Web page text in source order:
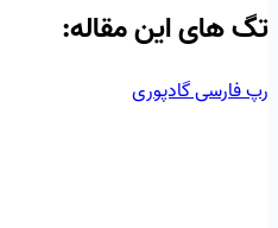
تگ‌ های این مقاله:
رپ فارسیگادپوری